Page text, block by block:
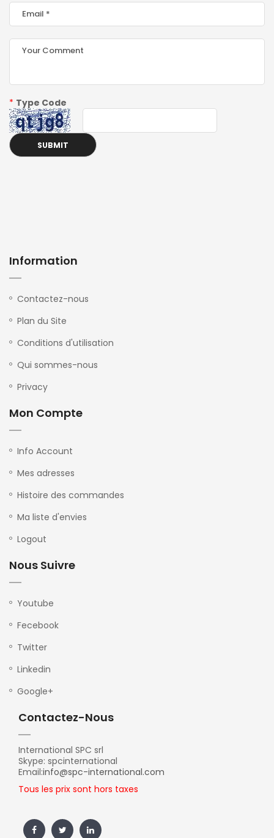
* Type Code
Information
Contactez-nous
Plan du Site
Conditions d'utilisation
Qui sommes-nous
Privacy
Mon Compte
Info Account
Mes adresses
Histoire des commandes
Ma liste d'envies
Logout
Nous Suivre
Youtube
Fecebook
Twitter
Linkedin
Google+
Contactez-Nous
International SPC srl
Skype: spcinternational
Email:info@spc-international.com
Tous les prix sont hors taxes